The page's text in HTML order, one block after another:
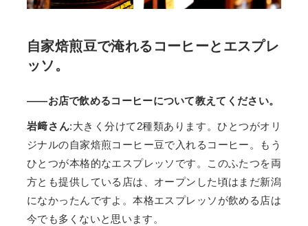
自家焙煎豆で淹れるコーヒーとエスプレ
ッソ。
——お店で飲めるコーヒーについて教えてください。
岩﨑さん:大きく分けて2種類あります。ひとつがオリ
ジナルの自家焙煎コーヒー豆で入れるコーヒー。もう
ひとつが本格的なエスプレッソです。このふたつを両
方とも提供している店は、オープンした頃はまだ新潟
になかったんですよ。本格エスプレッソが飲める店は
今でも多くないと思います。